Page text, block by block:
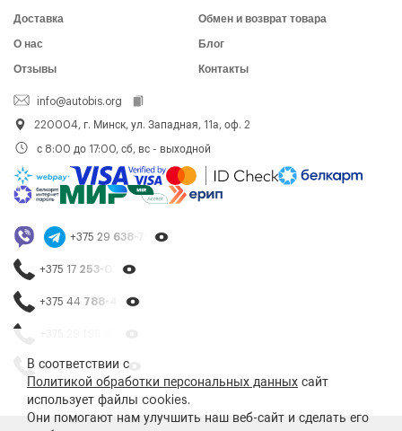
В соответствии с
Политикой обработки персональных данных сайт
использует файлы cookies.
Они помогают нам улучшить наш веб-сайт и сделать его
Доставка
О нас
Отзывы
Обмен и возврат товара
Блог
Контакты
info@autobis.org
220004, г. Минск, ул. Западная, 11а, оф. 2
с 8:00 до 17:00, сб, вс - выходной
+375 29 638-79-23
+375 17 253-03-26
+375 44 788-40-13
+375 44 788-25-99